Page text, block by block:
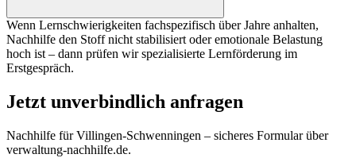
Wenn Lernschwierigkeiten fachspezifisch über Jahre anhalten,
Nachhilfe den Stoff nicht stabilisiert oder emotionale Belastung
hoch ist – dann prüfen wir spezialisierte Lernförderung im
Erstgespräch.
Jetzt unverbindlich anfragen
Nachhilfe fürVillingen-Schwenningen – sicheres Formular über
verwaltung-nachhilfe.de.